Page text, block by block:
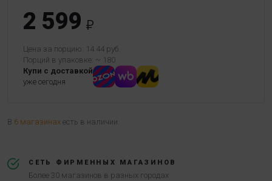
2 599
Цена за порцию: 14.44 руб.
Порций в упаковке: ~ 180
Купи с доставкой
уже сегодня
В 6 магазинах есть в наличии.
СЕТЬ ФИРМЕННЫХ МАГАЗИНОВ
Более 30 магазинов в разных городах